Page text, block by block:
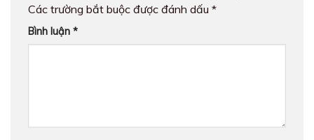
Các trường bắt buộc được đánh dấu *
Bình luận *